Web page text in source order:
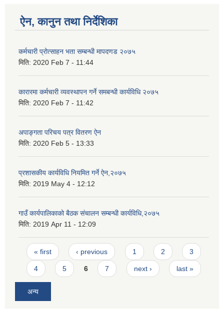
ऐन, कानुन तथा निर्देशिका
कर्मचारी प्रोत्साहन भता सम्बन्धी मापदणड २०७५
मिति: 2020 Feb 7 - 11:44
कारारमा कर्मचारी व्यवस्थापन गर्ने समबन्धी कार्यविधि २०७५
मिति: 2020 Feb 7 - 11:42
अपाङ्गता परिचय पत्र वितरण ऐन
मिति: 2020 Feb 5 - 13:33
प्रशासकीय कार्यविधि नियमित गर्ने ऐन,२०७५
मिति: 2019 May 4 - 12:12
गाउँ कार्यपालिकाको बैठक संचालन सम्बन्धी कार्यविधि,२०७५
मिति: 2019 Apr 11 - 12:09
Pages
« first ‹ previous 1 2 3
4 5 6 7 next › last »
अन्य